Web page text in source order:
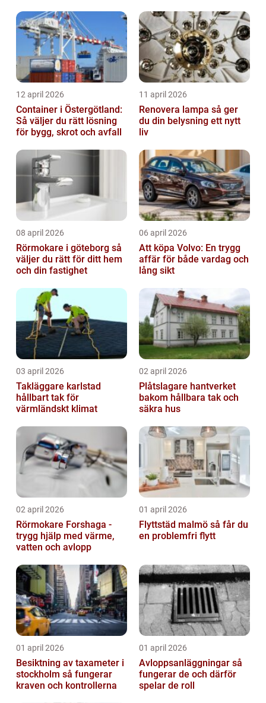
12 april 2026
Container i Östergötland:
Så väljer du rätt lösning
för bygg, skrot och avfall
11 april 2026
Renovera lampa så ger
du din belysning ett nytt
liv
08 april 2026
Rörmokare i göteborg så
väljer du rätt för ditt hem
och din fastighet
06 april 2026
Att köpa Volvo: En trygg
affär för både vardag och
lång sikt
03 april 2026
Takläggare karlstad
hållbart tak för
värmländskt klimat
02 april 2026
Plåtslagare hantverket
bakom hållbara tak och
säkra hus
02 april 2026
Rörmokare Forshaga -
trygg hjälp med värme,
vatten och avlopp
01 april 2026
Flyttstäd malmö så får du
en problemfri flytt
01 april 2026
Besiktning av taxameter i
stockholm så fungerar
kraven och kontrollerna
01 april 2026
Avloppsanläggningar så
fungerar de och därför
spelar de roll